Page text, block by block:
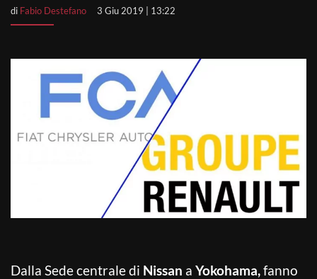
di Fabio Destefano 3 Giu 2019 | 13:22
Dalla Sede centrale di Nissan a Yokohama,fanno